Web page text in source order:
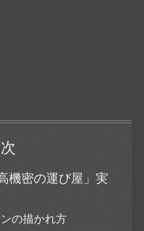
機密の運び屋」実
の描かれ方